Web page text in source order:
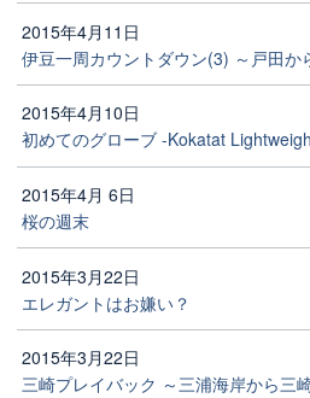
2015年4月11日
伊豆一周カウントダウン(3) ～戸田か
2015年4月10日
初めてのグローブ -Kokatat
2015年4月 6日
桜の週末
2015年3月22日
エレガントはお嫌い？
2015年3月22日
三崎プレイバック ～三浦海岸から三